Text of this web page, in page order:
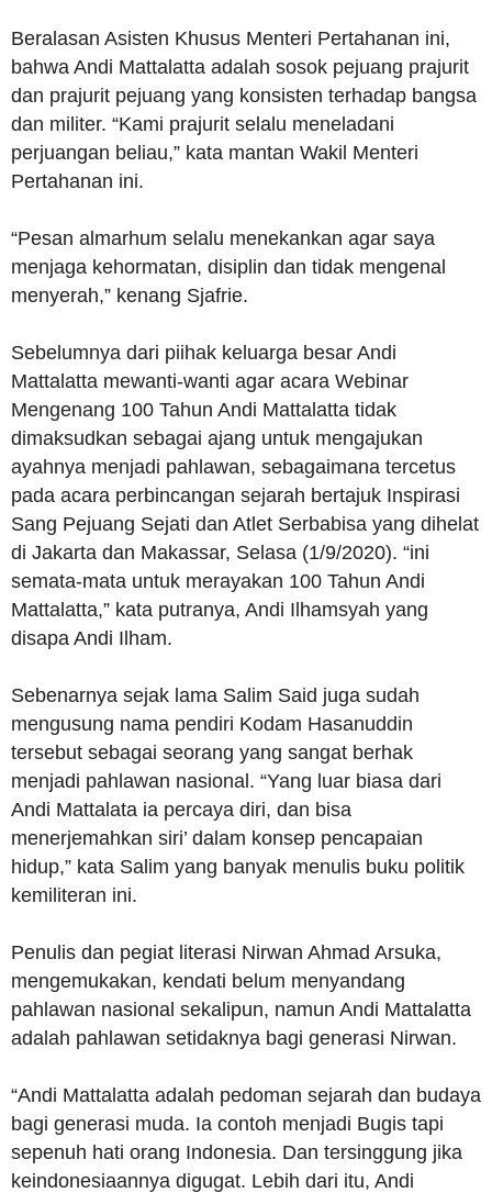
Beralasan Asisten Khusus Menteri Pertahanan ini,
bahwa Andi Mattalatta adalah sosok pejuang prajurit
dan prajurit pejuang yang konsisten terhadap bangsa
dan militer. “Kami prajurit selalu meneladani
perjuangan beliau,” kata mantan Wakil Menteri
Pertahanan ini.
“Pesan almarhum selalu menekankan agar saya
menjaga kehormatan, disiplin dan tidak mengenal
menyerah,” kenang Sjafrie.
Sebelumnya dari piihak keluarga besar Andi
Mattalatta mewanti-wanti agar acara Webinar
Mengenang 100 Tahun Andi Mattalatta tidak
dimaksudkan sebagai ajang untuk mengajukan
ayahnya menjadi pahlawan, sebagaimana tercetus
pada acara perbincangan sejarah bertajuk Inspirasi
Sang Pejuang Sejati dan Atlet Serbabisa yang dihelat
di Jakarta dan Makassar, Selasa (1/9/2020). “ini
semata-mata untuk merayakan 100 Tahun Andi
Mattalatta,” kata putranya, Andi Ilhamsyah yang
disapa Andi Ilham.
Sebenarnya sejak lama Salim Said juga sudah
mengusung nama pendiri Kodam Hasanuddin
tersebut sebagai seorang yang sangat berhak
menjadi pahlawan nasional. “Yang luar biasa dari
Andi Mattalata ia percaya diri, dan bisa
menerjemahkan siri’ dalam konsep pencapaian
hidup,” kata Salim yang banyak menulis buku politik
kemiliteran ini.
Penulis dan pegiat literasi Nirwan Ahmad Arsuka,
mengemukakan, kendati belum menyandang
pahlawan nasional sekalipun, namun Andi Mattalatta
adalah pahlawan setidaknya bagi generasi Nirwan.
“Andi Mattalatta adalah pedoman sejarah dan budaya
bagi generasi muda. Ia contoh menjadi Bugis tapi
sepenuh hati orang Indonesia. Dan tersinggung jika
keindonesiaannya digugat. Lebih dari itu, Andi